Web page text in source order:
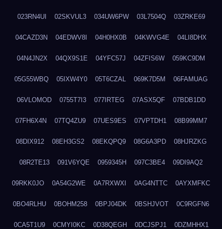
023RN4UI 02SKVUL3 034UW6PW 03L7504Q 03ZRKE69
04CAZD3N 04EDWV8I 04H0HX0B 04KWVG4E 04LI8DHX
04N4JN2X 04QX9S1E 04YFC57J 04ZFIS6W 059KC9DM
05G55WBQ 05IXW4Y0 05T6CZAL 069K7D5M 06FAMUAG
06VLOMOD 0755T7I3 077IRTEG 07ASX5QF 07BDB1DD
07FH6X4N 07TQ4ZU9 07UES9ES 07VPTDH1 08B99MM7
08DIX912 08EH3GS2 08EKQPQ9 08G6A3PD 08HJRZKG
08R2TE13 091V6YQE 0959345H 097C3BE4 09DI9AQ2
09RKK0JO 0A54G2WE 0A7RXWXI 0AG4NTTC 0AYXMFKC
0BO4RLHU 0BOHM258 0BPJ04DK 0BSHJVOT 0C9RGFN6
0CA5T1U9 0CMYI0KC 0D38QEGH 0DCJSPJ1 0DZMHHX1